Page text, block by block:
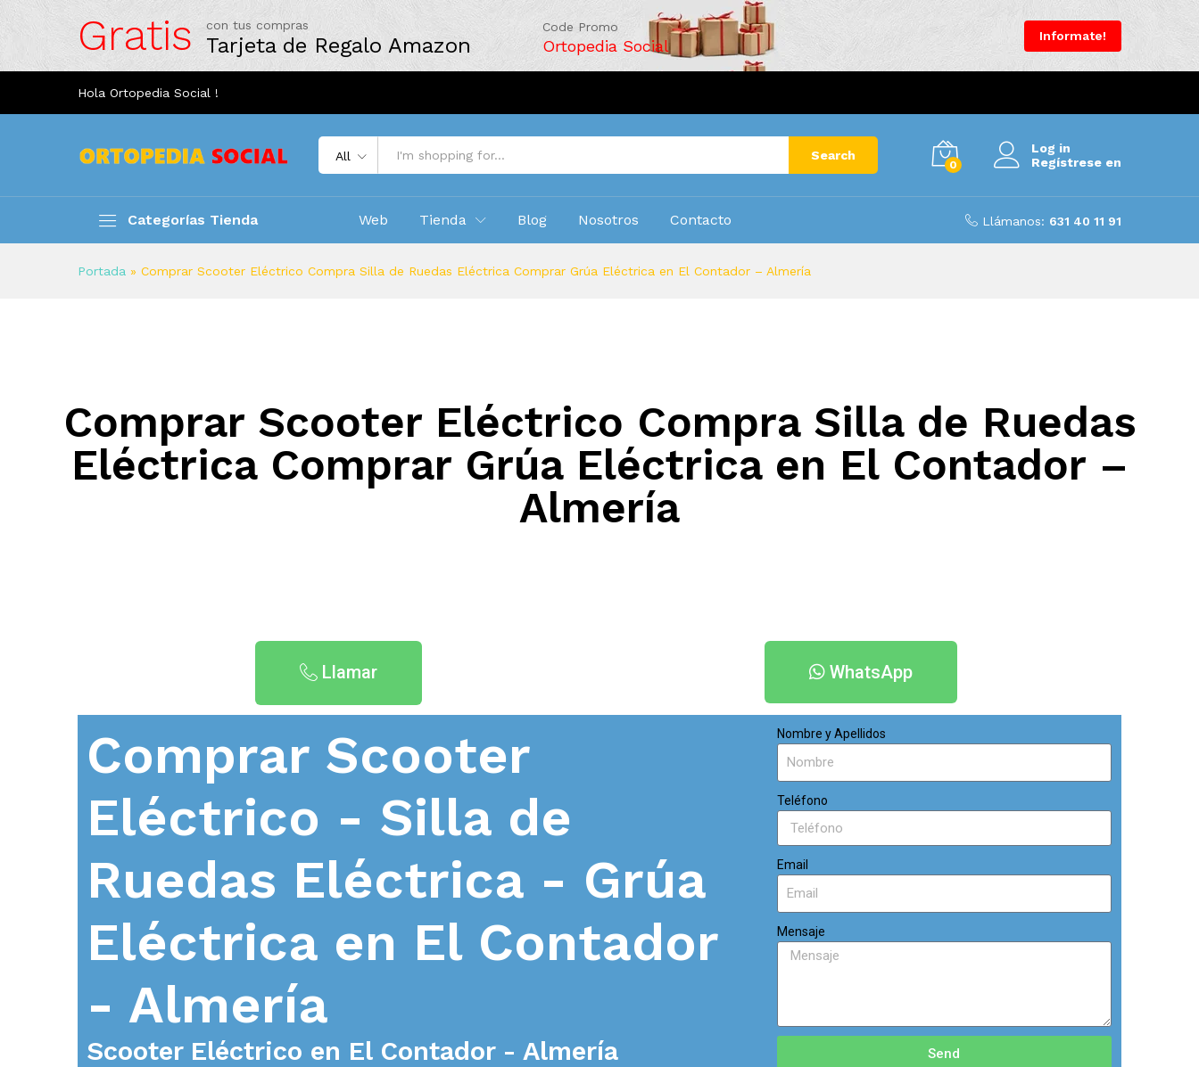
Gratis con tus compras
Tarjeta de Regalo Amazon
Code Promo
Ortopedia Social
Informate!
Hola Ortopedia Social !
All Search
0
Log in
Regístrese en
Categorías Tienda Web Tienda Blog Nosotros Contacto Llámanos: 631 40 11 91
Portada » Comprar Scooter Eléctrico Compra Silla de Ruedas Eléctrica Comprar Grúa Eléctrica en El Contador – Almería
Comprar Scooter Eléctrico Compra Silla de Ruedas
Eléctrica Comprar Grúa Eléctrica en El Contador –
Almería
Llamar WhatsApp
Comprar Scooter
Eléctrico - Silla de
Ruedas Eléctrica - Grúa
Eléctrica en El Contador
- Almería
Scooter Eléctrico en El Contador - Almería
Nombre y Apellidos
Teléfono
Email
Mensaje
Send